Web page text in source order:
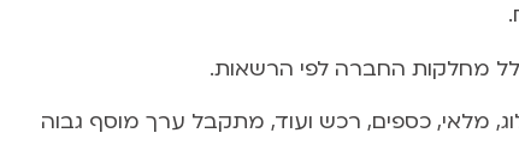
מלאי, כספים, רכש ועוד, מתקבל ערך מוסף גבוה